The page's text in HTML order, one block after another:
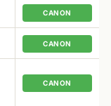
CANON
CANON
CANON